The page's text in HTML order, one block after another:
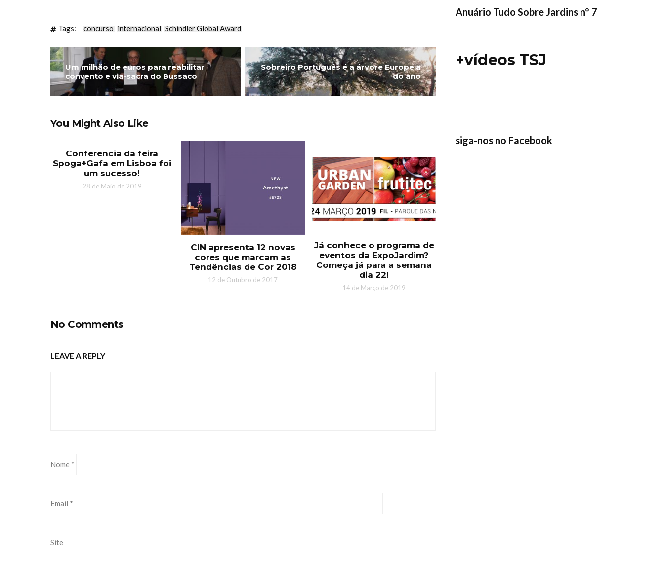
Tags: concurso internacional Schindler Global Award
Um milhão de euros para reabilitar
convento e via-sacra do Bussaco
Sobreiro Português é a árvore Europeia
do ano
You Might Also Like
Conferência da feira
Spoga+Gafa em Lisboa foi
um sucesso!
28 de Maio de 2019
CIN apresenta 12 novas
cores que marcam as
Tendências de Cor 2018
12 de Outubro de 2017
Já conhece o programa de
eventos da ExpoJardim?
Começa já para a semana
dia 22!
14 de Março de 2019
No Comments
LEAVE A REPLY
Nome *
Email *
Site
Anuário Tudo Sobre Jardins nº 7
+vídeos TSJ
siga-nos no Facebook